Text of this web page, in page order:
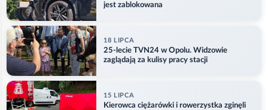
jest zablokowana
18 LIPCA
25-lecie TVN24 w Opolu. Widzowie
zaglądają za kulisy pracy stacji
15 LIPCA
Kierowca ciężarówki i rowerzystka zginęli